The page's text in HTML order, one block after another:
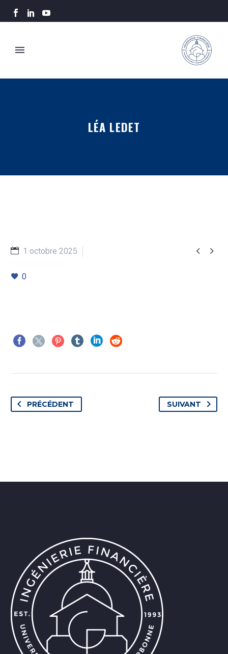
LÉA LEDET
 
1 octobre 2025
0
PRÉCÉDENT SUIVANT